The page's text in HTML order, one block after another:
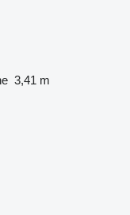
3,41 m